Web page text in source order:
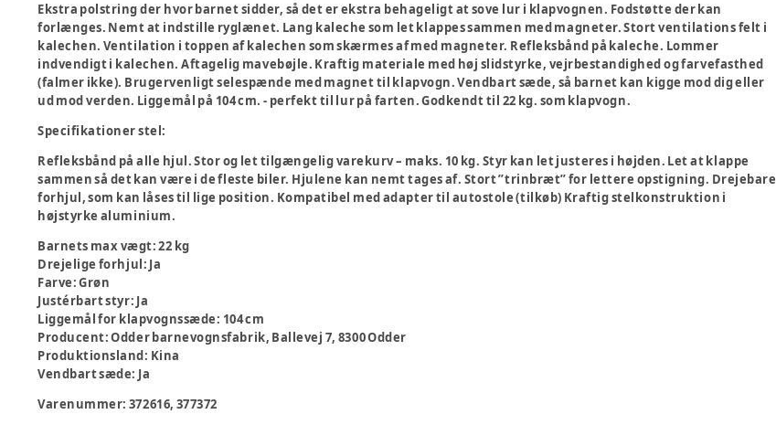
Ekstra polstring der hvor barnet sidder, så det er ekstra behageligt at sove lur i klapvognen. Fodstøtte der kan
forlænges. Nemt at indstille ryglænet. Lang kaleche som let klappes sammen med magneter. Stort ventilations felt i
kalechen. Ventilation i toppen af kalechen som skærmes af med magneter. Refleksbånd på kaleche. Lommer
indvendigt i kalechen. Aftagelig mavebøjle. Kraftig materiale med høj slidstyrke, vejrbestandighed og farvefasthed
(falmer ikke). Brugervenligt selespænde med magnet til klapvogn. Vendbart sæde, så barnet kan kigge mod dig eller
ud mod verden. Liggemål på 104 cm. - perfekt til lur på farten. Godkendt til 22 kg. som klapvogn.
Specifikationer stel:
Refleksbånd på alle hjul. Stor og let tilgængelig varekurv – maks. 10 kg. Styr kan let justeres i højden. Let at klappe
sammen så det kan være i de fleste biler. Hjulene kan nemt tages af. Stort ”trinbræt” for lettere opstigning. Drejebare
forhjul, som kan låses til lige position. Kompatibel med adapter til autostole (tilkøb) Kraftig stelkonstruktion i
højstyrke aluminium.
Barnets max vægt:22 kg
Drejelige forhjul: Ja
Farve:Grøn
Justérbart styr: Ja
Liggemål for klapvognssæde: 104 cm
Producent:Odder barnevognsfabrik, Ballevej 7, 8300 Odder
Produktionsland: Kina
Vendbart sæde: Ja
Varenummer: 372616, 377372